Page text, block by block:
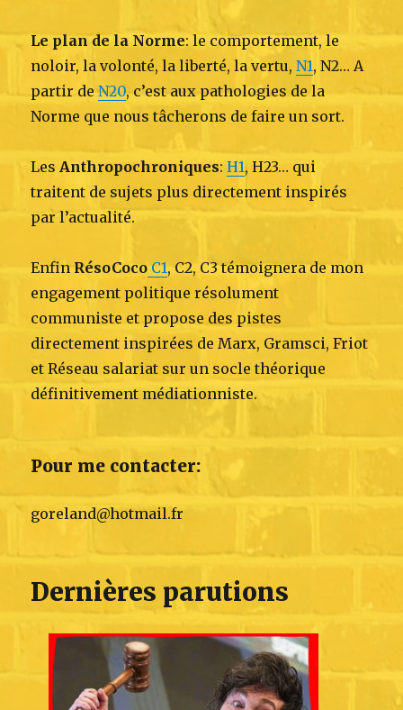
Le plan de la Norme: le comportement, le
noloir, la volonté, la liberté, la vertu,N1, N2… A
partir deN20, c’est aux pathologies de la
Norme que nous tâcherons de faire un sort.
Les Anthropochroniques:H1, H23… qui
traitent de sujets plus directement inspirés
par l’actualité.
Enfin RésoCoco C1, C2, C3 témoignera de mon
engagement politique résolument
communiste et propose des pistes
directement inspirées de Marx, Gramsci, Friot
et Réseau salariat sur un socle théorique
définitivement médiationniste.
Pour me contacter:
goreland@hotmail.fr
Dernières parutions